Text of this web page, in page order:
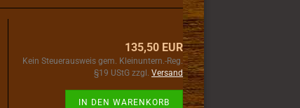
135,50 EUR
Kein Steuerausweis gem. Kleinuntern.-Reg.
§19 UStG zzgl. Versand
IN DEN WARENKORB